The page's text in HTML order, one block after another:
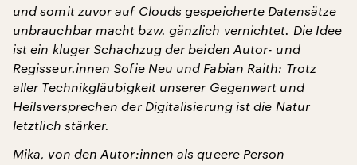
und somit zuvor auf Clouds gespeicherte Datensätze
unbrauchbar macht bzw. gänzlich vernichtet. Die Idee
ist ein kluger Schachzug der beiden Autor- und
Regisseur.innen Sofie Neu und Fabian Raith: Trotz
aller Technikgläubigkeit unserer Gegenwart und
Heilsversprechen der Digitalisierung ist die Natur
letztlich stärker.
Mika, von den Autor:innen als queere Person